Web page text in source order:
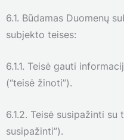
6.1. Būdamas Duomenų
subjekto teises:
6.1.1. Teisė gauti
(“teisė žinoti”).
6.1.2. Teisė susipažinti
susipažinti”).